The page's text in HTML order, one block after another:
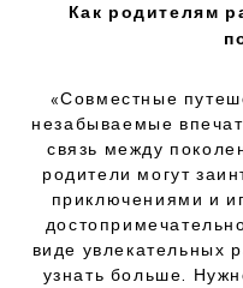
Как родителям
«Совместные
незабываемые
связь между
родители могут
приключениями и
виде увлекательных
узнать больше.